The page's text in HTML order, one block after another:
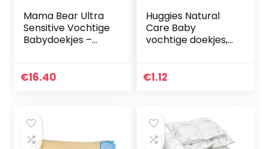
Mama Bear Ultra
Sensitive Vochtige
Babydoekjes –
€16.40
Huggies Natural
Care Baby
vochtige doekjes,
erp kan variëren)
€1.12